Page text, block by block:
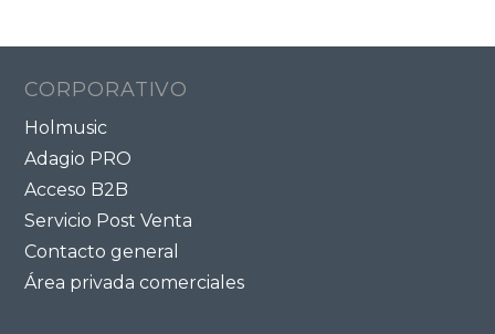
CORPORATIVO
Holmusic
Adagio PRO
Acceso B2B
Servicio Post Venta
Contacto general
Área privada comerciales